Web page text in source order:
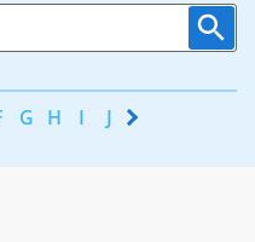
G H I J K